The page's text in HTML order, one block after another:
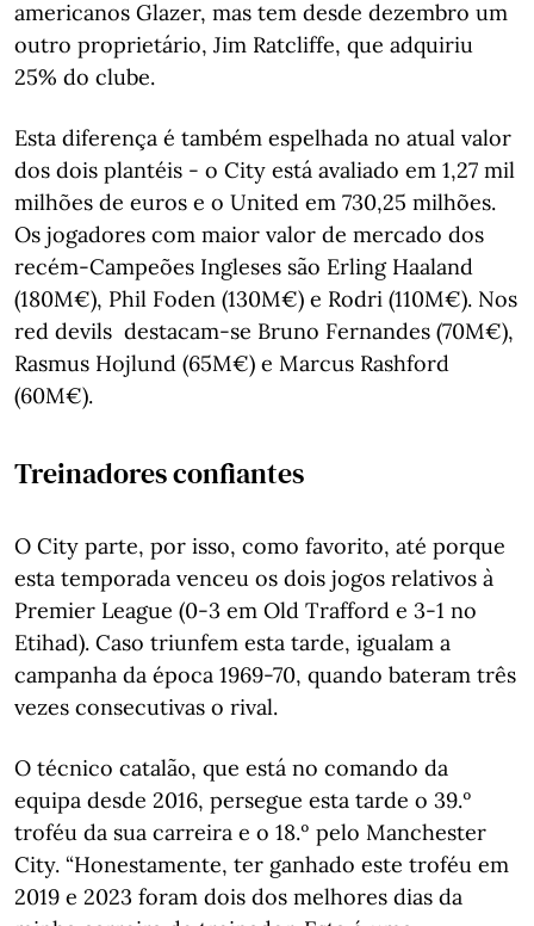
americanos Glazer, mas tem desde dezembro um
outro proprietário, Jim Ratcliffe, que adquiriu
25% do clube.
Esta diferença é também espelhada no atual valor
dos dois plantéis - o City está avaliado em 1,27 mil
milhões de euros e o United em 730,25 milhões.
Os jogadores com maior valor de mercado dos
recém-Campeões Ingleses são Erling Haaland
(180M€), Phil Foden (130M€) e Rodri (110M€). Nos
red devils destacam-se Bruno Fernandes (70M€),
Rasmus Hojlund (65M€) e Marcus Rashford
(60M€).
Treinadores confiantes
O City parte, por isso, como favorito, até porque
esta temporada venceu os dois jogos relativos à
Premier League (0-3 em Old Trafford e 3-1 no
Etihad). Caso triunfem esta tarde, igualam a
campanha da época 1969-70, quando bateram três
vezes consecutivas o rival.
O técnico catalão, que está no comando da
equipa desde 2016, persegue esta tarde o 39.º
troféu da sua carreira e o 18.º pelo Manchester
City. “Honestamente, ter ganhado este troféu em
2019 e 2023 foram dois dos melhores dias da